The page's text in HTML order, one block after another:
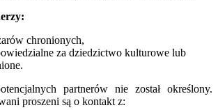
chronionych,
za dziedzictwo kulturowe lub
partnerów nie został określony.
proszeni są o kontakt z: